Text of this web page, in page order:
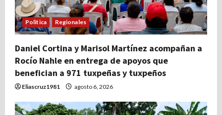
e
n
t
r
a
Politica Regionales
Daniel Cortina y Marisol Martínez acompañan a
Rocío Nahle en entrega de apoyos que
benefician a 971 tuxpeñas y tuxpeños
Eliascruz1981 agosto 6, 2026